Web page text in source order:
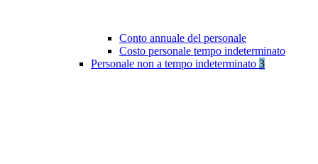
Conto annuale del personale
Costo personale tempo indeterminato
Personale non a tempo indeterminato 3